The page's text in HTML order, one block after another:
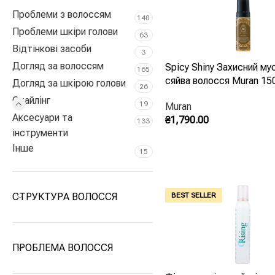
Часті питання
Мус і пінка — це одне й те саме?
Практично так: обидва — аерована текстура для об’єму й
Чому волосся злипається від мусу?
Передозування або нанесення на сухе волосся. Правильна
Чи шкодить мус при щоденному
Ні, за умови регулярного миття м’яким шампунем: сучасні
Проблеми з волоссям 140
Проблеми шкіри голови 63
Відтінкові засоби 3
Догляд за волоссям 165
Догляд за шкірою голови 26
Стайлінг 19
Аксесуари та
інструменти
133
Інше 15
СТРУКТУРА ВОЛОССЯ
ПРОБЛЕМА ВОЛОССЯ
Spicy Shiny Захисний
сяйва волосся Muran
Muran
₴1,790.00
BEST SELLER